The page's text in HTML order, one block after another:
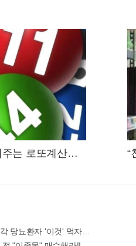
는 로또계산기
“
당뇨환자 '이것' 먹자마자..바로